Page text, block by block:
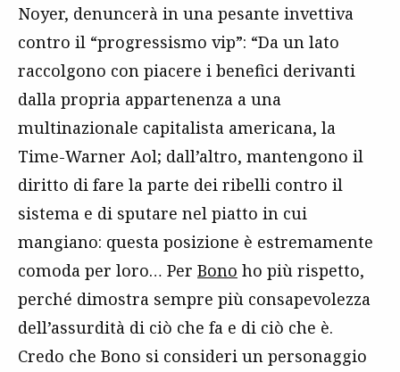
Noyer, denuncerà in una pesante invettiva
contro il “progressismo vip”: “Da un lato
raccolgono con piacere i benefici derivanti
dalla propria appartenenza a una
multinazionale capitalista americana, la
Time-Warner Aol; dall’altro, mantengono il
diritto di fare la parte dei ribelli contro il
sistema e di sputare nel piatto in cui
mangiano: questa posizione è estremamente
comoda per loro… Per Bono ho più rispetto,
perché dimostra sempre più consapevolezza
dell’assurdità di ciò che fa e di ciò che è.
Credo che Bono si consideri un personaggio